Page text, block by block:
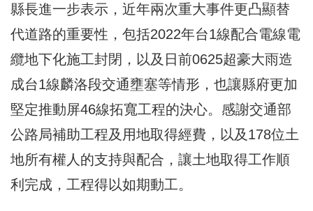
縣長進一步表示，近年兩次重大事件更凸顯替
代道路的重要性，包括2022年台1線配合電線電
纜地下化施工封閉，以及日前0625超豪大雨造
成台1線麟洛段交通壅塞等情形，也讓縣府更加
堅定推動屏46線拓寬工程的決心。感謝交通部
公路局補助工程及用地取得經費，以及178位土
地所有權人的支持與配合，讓土地取得工作順
利完成，工程得以如期動工。